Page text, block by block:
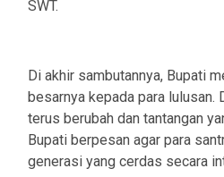
SWT.
Di akhir sambutannya, Bupati
besarnya kepada para lulusan.
terus berubah dan tantangan
Bupati berpesan agar para
generasi yang cerdas secara